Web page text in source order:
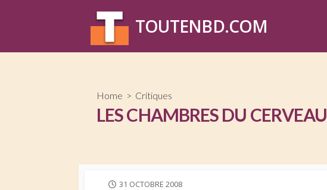
TOUTENBD.COM
Home > Critiques
LES CHAMBRES DU CERVEAU
PUBLISHED
31 OCTOBRE 2008